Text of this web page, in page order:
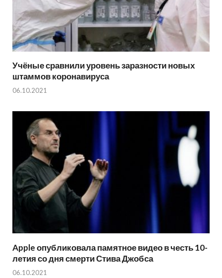
Учёные сравнили уровень заразности новых
штаммов коронавируса
06.10.2021
Apple опубликовала памятное видео в честь 10-
летия со дня смерти Стива Джобса
06.10.2021